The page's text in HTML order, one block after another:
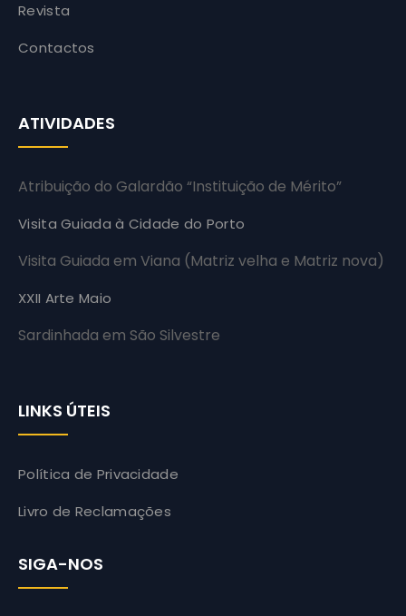
Revista
Contactos
ATIVIDADES
Atribuição do Galardão “Instituição de Mérito”
Visita Guiada à Cidade do Porto
Visita Guiada em Viana (Matriz velha e Matriz nova)
XXII Arte Maio
Sardinhada em São Silvestre
LINKS ÚTEIS
Política de Privacidade
Livro de Reclamações
SIGA-NOS